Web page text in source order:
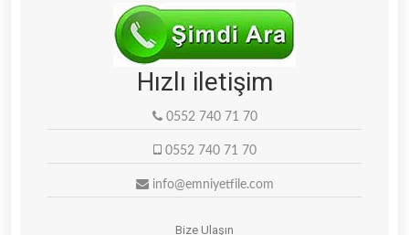
Hızlı iletişim
0552 740 71 70
0552 740 71 70
info@emniyetfile.com
Bize Ulaşın